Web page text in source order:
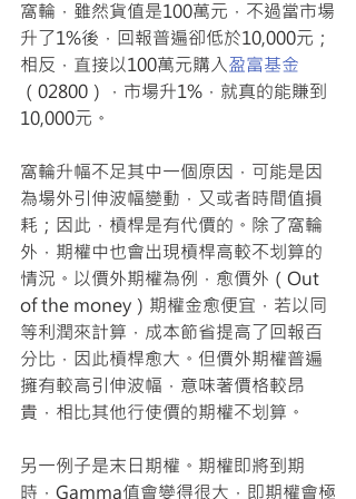
窩輪，雖然貨值是100萬元，不過當市場
升了1%後，回報普遍卻低於10,000元；
相反，直接以100萬元購入盈富基金
（02800），市場升1%，就真的能賺到
10,000元。
窩輪升幅不足其中一個原因，可能是因
為場外引伸波幅變動，又或者時間值損
耗；因此，槓桿是有代價的。除了窩輪
外，期權中也會出現槓桿高較不划算的
情況。以價外期權為例，愈價外（Out
of the money）期權金愈便宜，若以同
等利潤來計算，成本節省提高了回報百
分比，因此槓桿愈大。但價外期權普遍
擁有較高引伸波幅，意味著價格較昂
貴，相比其他行使價的期權不划算。
另一例子是末日期權。期權即將到期
時，Gamma值會變得很大，即期權會極